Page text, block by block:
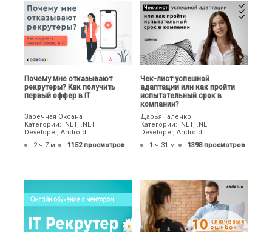
Почему мне отказывают
рекрутеры? Как получить
первый оффер в IT
Заречная Оксана
Категории: .NET, .NET
Developer, Android
2 ч 7 м
1152 просмотров
Чек-лист успешной
адаптации или как пройти
испытательный срок в
компании?
Дарья Галенко
Категории: .NET, .NET
Developer, Android
1 ч 31 м
1398 просмотров